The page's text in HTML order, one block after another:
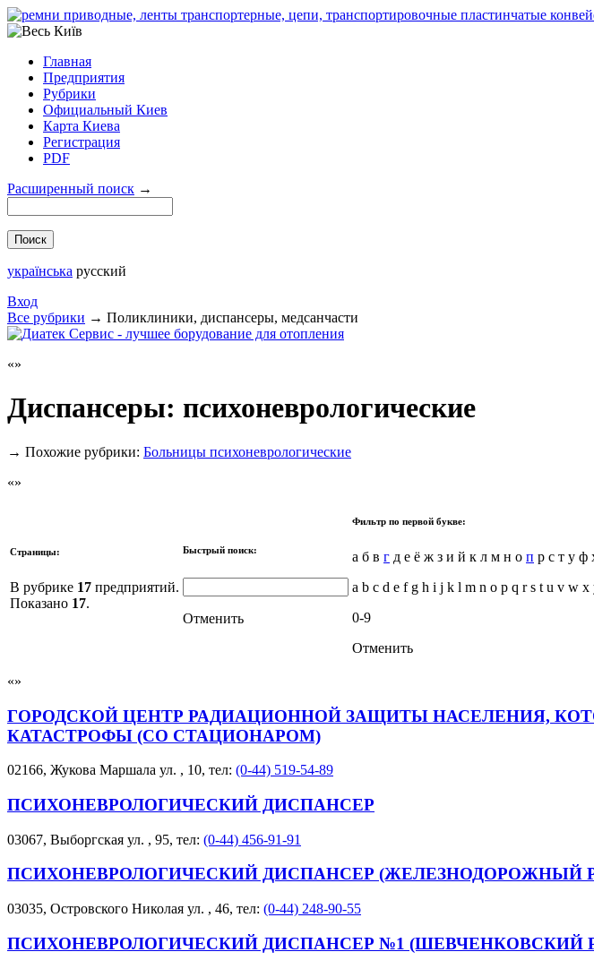
Главная
Предприятия
Рубрики
Официальный Киев
Карта Киева
Регистрация
PDF
Расширенный поиск →
українська русский
Вход
Все рубрики → Поликлиники, диспансеры, медсанчасти
Диспансеры: психоневрологические
→ Похожие рубрики: Больницы психоневрологические
Страницы:
В рубрике 17 предприятий.
Показано 17.
Быстрый поиск:
Отменить
Фильтр по первой букве:
а б в г д е ё ж з и й к л м н о п р с т у ф
a b c d e f g h i j k l m n o p q r s t u v w x
0-9
Отменить
ГОРОДСКОЙ ЦЕНТР РАДИАЦИОННОЙ ЗАЩИТЫ НАСЕЛЕНИЯ,
КАТАСТРОФЫ (СО СТАЦИОНАРОМ)
02166, Жукова Маршала ул. , 10, тел: (0-44) 519-54-89
ПСИХОНЕВРОЛОГИЧЕСКИЙ ДИСПАНСЕР
03067, Выборгская ул. , 95, тел: (0-44) 456-91-91
ПСИХОНЕВРОЛОГИЧЕСКИЙ ДИСПАНСЕР (ЖЕЛЕЗНОДОРОЖНЫЙ
03035, Островского Николая ул. , 46, тел: (0-44) 248-90-55
ПСИХОНЕВРОЛОГИЧЕСКИЙ ДИСПАНСЕР №1 (ШЕВЧЕНКОВСКИЙ